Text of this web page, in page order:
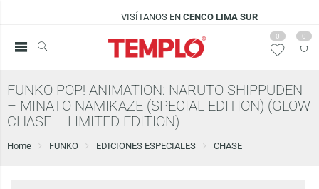
VISÍTANOS ENCENCO LIMA SUR
0 0
FUNKO POP! ANIMATION: NARUTO SHIPPUDEN
– MINATO NAMIKAZE (SPECIAL EDITION) (GLOW
CHASE – LIMITED EDITION)
Home FUNKO EDICIONES ESPECIALES CHASE